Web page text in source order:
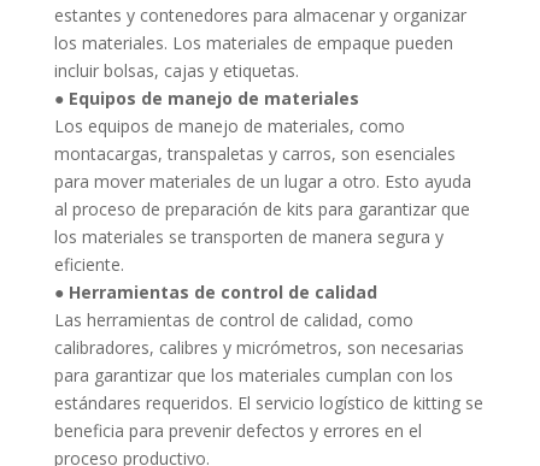
estantes y contenedores para almacenar y organizar
los materiales. Los materiales de empaque pueden
incluir bolsas, cajas y etiquetas.
● Equipos de manejo de materiales
Los equipos de manejo de materiales, como
montacargas, transpaletas y carros, son esenciales
para mover materiales de un lugar a otro. Esto ayuda
al proceso de preparación de kits para garantizar que
los materiales se transporten de manera segura y
eficiente.
● Herramientas de control de calidad
Las herramientas de control de calidad, como
calibradores, calibres y micrómetros, son necesarias
para garantizar que los materiales cumplan con los
estándares requeridos. El servicio logístico de kitting se
beneficia para prevenir defectos y errores en el
proceso productivo.